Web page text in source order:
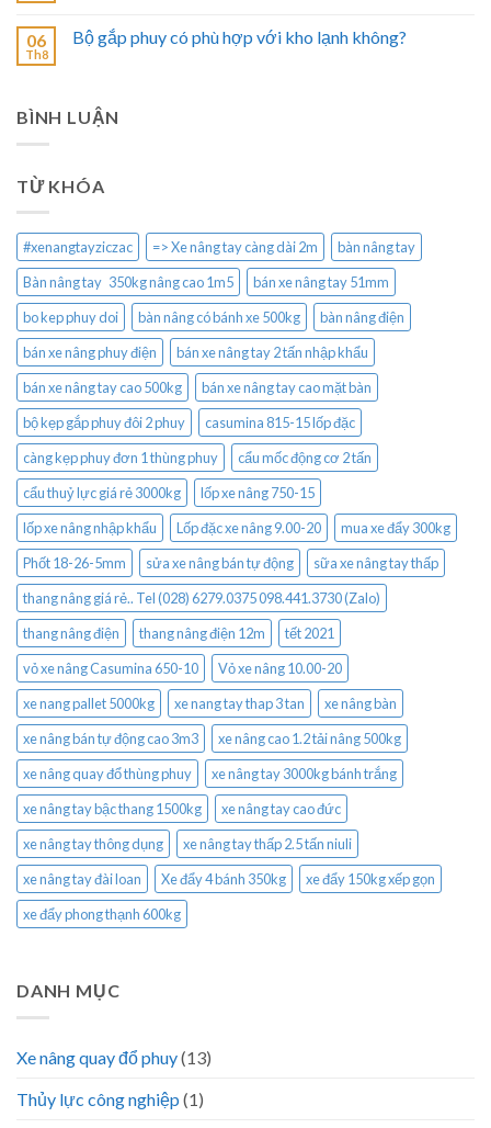
06
Th8
Bộ gắp phuy có phù hợp với kho lạnh không?
BÌNH LUẬN
TỪ KHÓA
#xenangtayziczac => Xe nâng tay càng dài 2m
bàn nâng tay
Bàn nâng tay 350kg nâng cao 1m5
bán xe nâng tay 51mm
bo kep phuy doi
bàn nâng có bánh xe 500kg
bàn nâng điện
bán xe nâng phuy điện
bán xe nâng tay 2 tấn nhập khẩu
bán xe nâng tay cao 500kg
bán xe nâng tay cao mặt bàn
bộ kẹp gắp phuy đôi 2 phuy
casumina 815-15 lốp đặc
càng kẹp phuy đơn 1 thùng phuy
cẩu mốc động cơ 2 tấn
cẩu thuỷ lực giá rẻ 3000kg
lốp xe nâng 750-15
lốp xe nâng nhập khẩu
Lốp đặc xe nâng 9.00-20
mua xe đẩy 300kg
Phốt 18-26-5mm
sửa xe nâng bán tự động
sữa xe nâng tay thấp
thang nâng giá rẻ.. Tel (028) 6279.0375 098.441.3730 (Zalo)
thang nâng điện
thang nâng điện 12m
tết 2021
vỏ xe nâng Casumina 650-10
Vỏ xe nâng 10.00-20
xe nang pallet 5000kg
xe nang tay thap 3 tan
xe nâng bàn
xe nâng bán tự động cao 3m3
xe nâng cao 1.2 tải nâng 500kg
xe nâng quay đổ thùng phuy
xe nâng tay 3000kg bánh trắng
xe nâng tay bậc thang 1500kg
xe nâng tay cao đức
xe nâng tay thông dụng
xe nâng tay thấp 2.5 tấn niuli
xe nâng tay đài loan
Xe đẩy 4 bánh 350kg
xe đẩy 150kg xếp gọn
xe đẩy phong thạnh 600kg
DANH MỤC
Xe nâng quay đổ phuy(13)
Thủy lực công nghiệp (1)